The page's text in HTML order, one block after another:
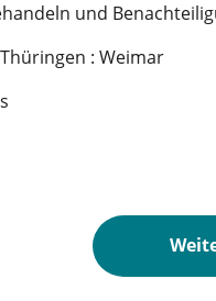
und
: Weimar​